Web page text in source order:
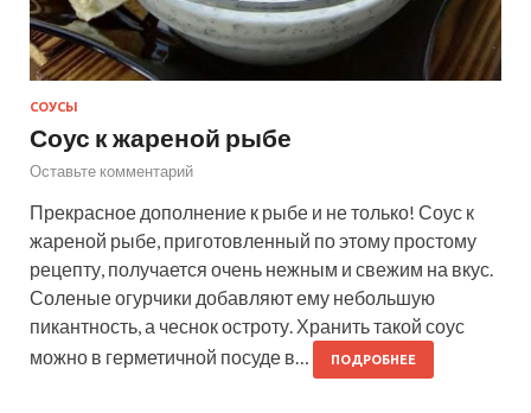
СОУСЫ
Соус к жареной рыбе
Оставьте комментарий
Прекрасное дополнение к рыбе и не только! Соус к
жареной рыбе, приготовленный по этому простому
рецепту, получается очень нежным и свежим на вкус.
Соленые огурчики добавляют ему небольшую
пикантность, а чеснок остроту. Хранить такой соус
можно в герметичной посуде в…
ПОДРОБНЕЕ